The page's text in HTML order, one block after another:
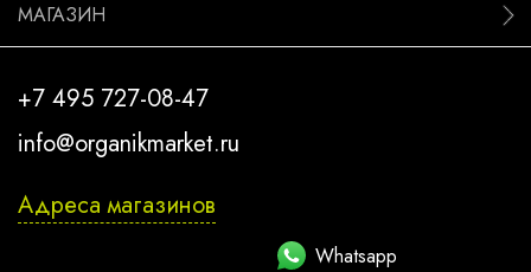
МАГАЗИН
+7 495 727-08-47
info@organikmarket.ru
Адреса магазинов
Whatsapp